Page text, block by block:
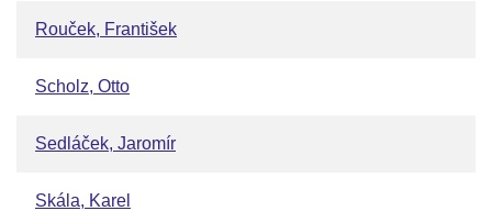
Rouček, František
Scholz, Otto
Sedláček, Jaromír
Skála, Karel